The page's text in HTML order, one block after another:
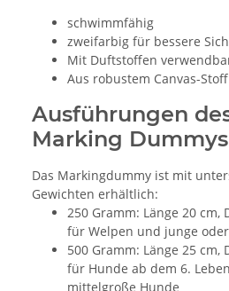
schwimmfähig
zweifarbig für bessere
Mit Duftstoffen
Aus robustem Canvas-Stoff
Ausführungen
Marking Dummys
Das Markingdummy ist mit
Gewichten erhältlich:
250 Gramm: Länge 20 cm,
für Welpen und junge
500 Gramm: Länge 25 cm,
für Hunde ab dem 6.
mittelgroße Hunde